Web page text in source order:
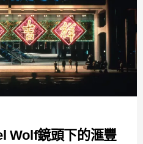
Wolf鏡頭下的滙豐